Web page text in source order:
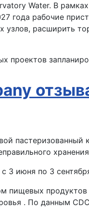
Water. В
года рабочие
узлов, расширить
проектов
3 июня по 3
пищевых
. По данным